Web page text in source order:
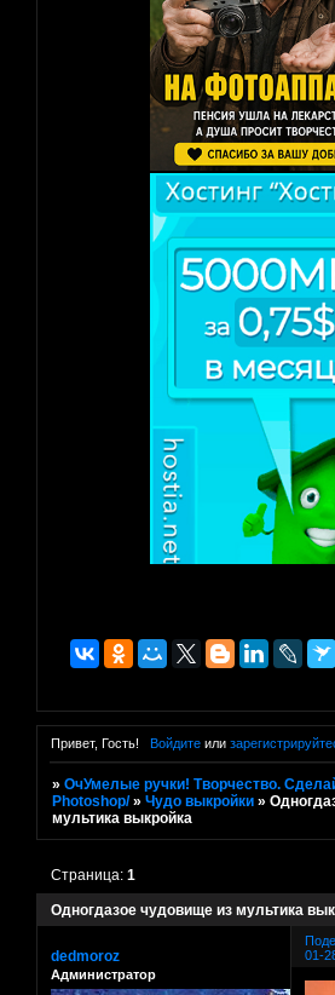
Привет, Гость! Войдитеили
»ОчУмелые ручки! Творчество.
Photoshop/ »Чудо выкройки »
мультика выкройка
Одногдазое чудовище из мультика
Страница:1
01-
dedmoroz
Администратор